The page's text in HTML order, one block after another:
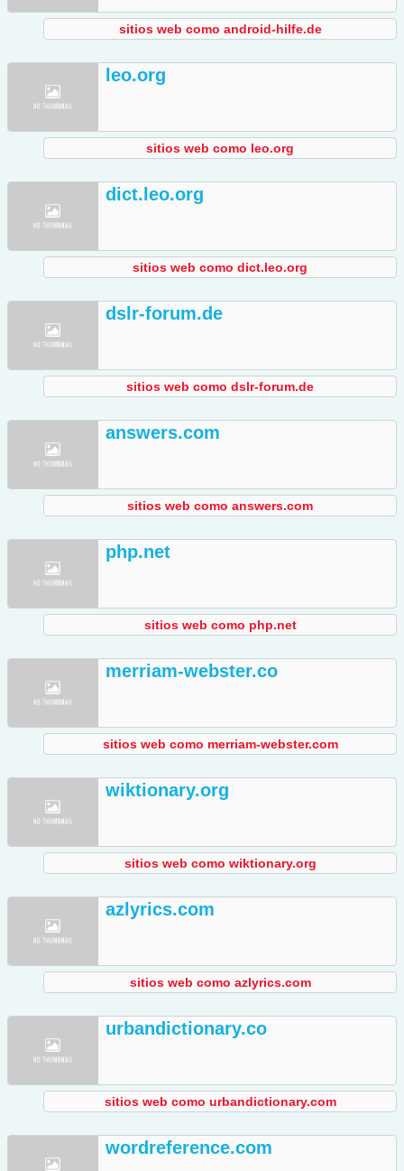
sitios web como android-hilfe.de
leo.org
sitios web como leo.org
dict.leo.org
sitios web como dict.leo.org
dslr-forum.de
sitios web como dslr-forum.de
answers.com
sitios web como answers.com
php.net
sitios web como php.net
merriam-webster.co
sitios web como merriam-webster.com
wiktionary.org
sitios web como wiktionary.org
azlyrics.com
sitios web como azlyrics.com
urbandictionary.co
sitios web como urbandictionary.com
wordreference.com